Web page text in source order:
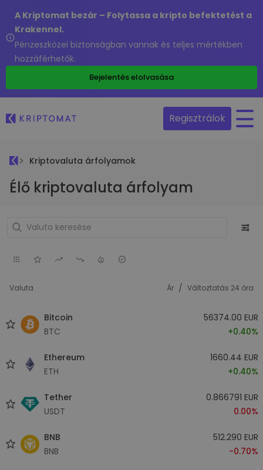
A Kriptomat bezár – Folytassa a kripto befektetést a
Krakennel.
Pénzeszközei biztonságban vannak és teljes mértékben
hozzáférhetők.
Bejelentés elolvasása
Regisztrálok
Kriptovaluta árfolyamok
Élő kriptovaluta árfolyam
Valuta Ár / Változtatás 24 óra
Bitcoin
BTC
56374.00 EUR
+0.40%
Ethereum
ETH
1660.44 EUR
+0.40%
Tether
USDT
0.866791 EUR
0.00%
BNB
BNB
512.290 EUR
-0.70%